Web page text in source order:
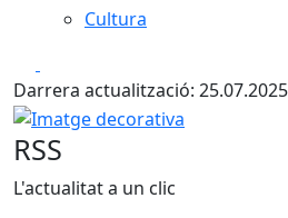
Cultura
Darrera actualització:
Imatge decorativa
RSS
L'actualitat a un clic